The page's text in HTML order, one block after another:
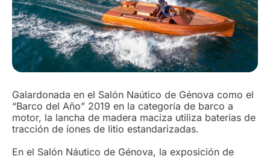
Galardonada en el Salón Naútico de Génova como el
“Barco del Año” 2019 en la categoría de barco a
motor, la lancha de madera maciza utiliza baterías de
tracción de iones de litio estandarizadas.
En el Salón Náutico de Génova, la exposición de